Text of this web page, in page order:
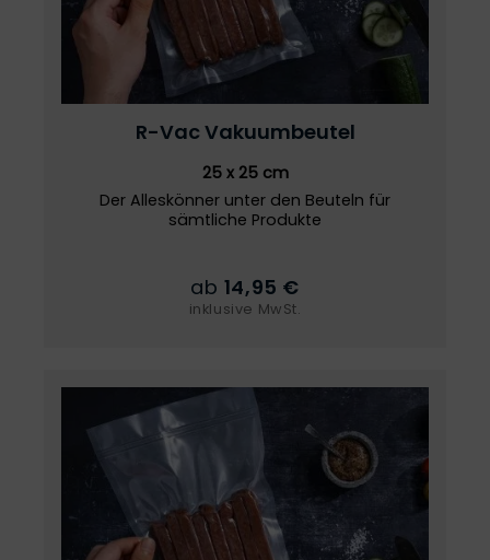
R-Vac Vakuumbeutel
25 x 25 cm
Der Alleskönner unter den Beuteln für
sämtliche Produkte
ab 14,95 €
inklusive MwSt.